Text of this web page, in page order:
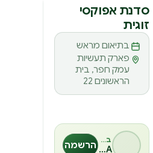
ס
סדנת אפוקסי
זוגית
בתיאום מראש
פארק תעשיות
עמק חפר, בית
הראשונים 22
הרשמה